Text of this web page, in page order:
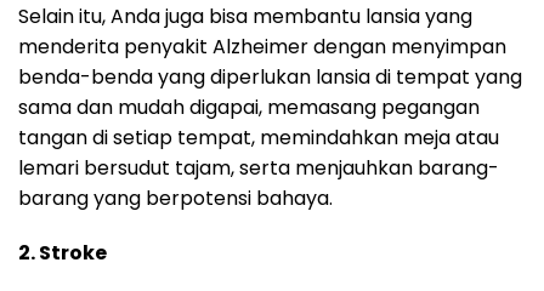
Selain itu, Anda juga bisa membantu lansia yang
menderita penyakit Alzheimer dengan menyimpan
benda-benda yang diperlukan lansia di tempat yang
sama dan mudah digapai, memasang pegangan
tangan di setiap tempat, memindahkan meja atau
lemari bersudut tajam, serta menjauhkan barang-
barang yang berpotensi bahaya.
2. Stroke